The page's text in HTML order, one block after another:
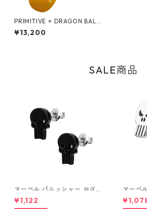
PRIMITIVE × DRAGON BALL
Z SUPER SAIYAN GOKU PAUL
RODRIGUEZ DECK 孫悟空 ス
¥13,200
SALE商品
マーベル パニッシャー ロゴス
タッドピアス ブラック MARV
EL
¥1,122
マーベ
タッド
EL